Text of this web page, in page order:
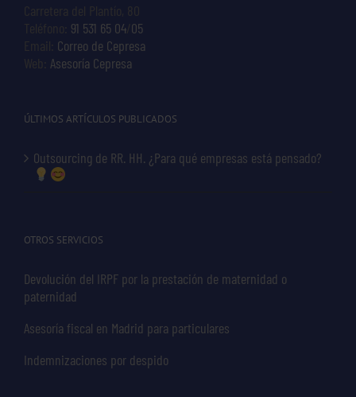
Carretera del Plantío, 80
Teléfono: 91 531 65 04 05
Email: Correo de Cepresa
Web: Asesoría Cepresa
ÚLTIMOS ARTÍCULOS PUBLICADOS
Outsourcing de RR. HH. ¿Para qué empresas está pensado?
OTROS SERVICIOS
Devolución del IRPF por la prestación de maternidad o
paternidad
Asesoría fiscal en Madrid para particulares
Indemnizaciones por despido